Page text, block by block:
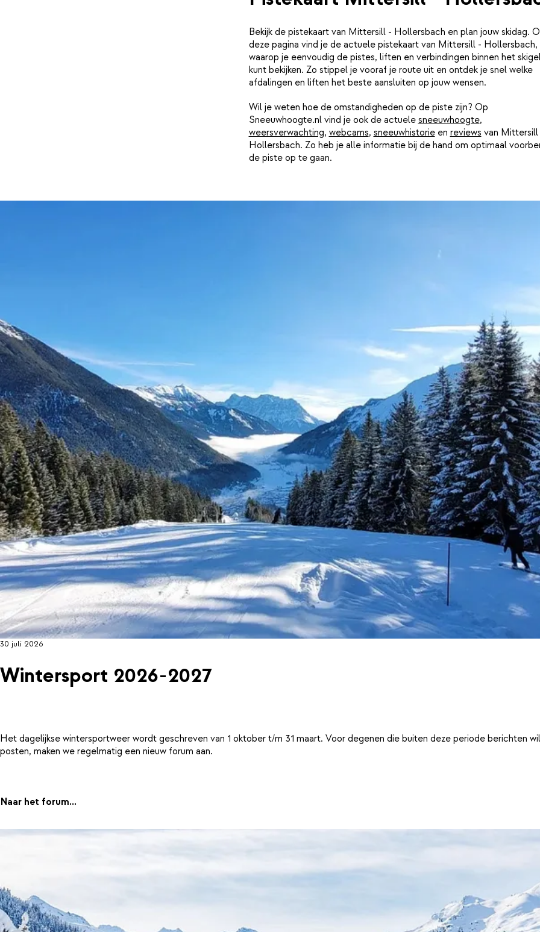
Bekijk de pistekaart van Mittersill - Hollersbach en plan jouw skidag.
deze pagina vind je de actuele pistekaart van Mittersill - Hollersbach,
waarop je eenvoudig de pistes, liften en verbindingen binnen het
kunt bekijken. Zo stippel je vooraf je route uit en ontdek je snel welke
afdalingen en liften het beste aansluiten op jouw wensen.
Wil je weten hoe de omstandigheden op de piste zijn? Op
Sneeuwhoogte.nl vind je ook de actuele sneeuwhoogte,
weersverwachting, webcams, sneeuwhistorieen reviews van Mittersill
Hollersbach. Zo heb je alle informatie bij de hand om optimaal
de piste op te gaan.
30 juli 2026
Wintersport 2026-2027
Het dagelijkse wintersportweer wordt geschreven van 1 oktober t/m 31 maart. Voor degenen die buiten deze periode berichten
posten, maken we regelmatig een nieuw forum aan.
Naar het forum...